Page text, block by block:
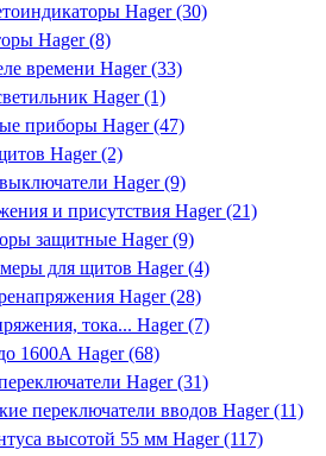
Hager (30)
Hager (8)
времени Hager (33)
Hager (1)
приборы Hager (47)
Hager (2)
Hager (9)
и присутствия Hager (21)
защитные Hager (9)
для щитов Hager (4)
Hager (28)
тока... Hager (7)
1600А Hager (68)
Hager (31)
переключатели вводов Hager (11)
высотой 55 мм Hager (117)